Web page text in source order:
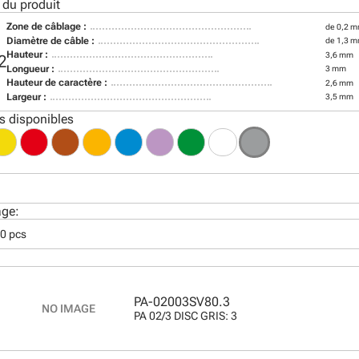
produit
Zone de câblage : de 0,2
Diamètre de câble : de 1,3
Hauteur : 3,6 mm
Longueur : 3 mm
Hauteur de caractère : 2,6 mm
Largeur : 3,5 mm
disponibles
pcs
PA-02003SV80.3
PA 02/3 DISC GRIS: 3